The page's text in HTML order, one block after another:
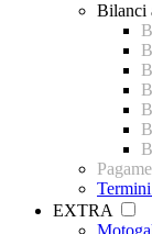
Bilanci
EXTRA